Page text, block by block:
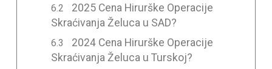
2025 Cena Hirurške Operacije
Skraćivanja Želuca u SAD?
2024 Cena Hirurške Operacije
Skraćivanja Želuca u Turskoj?